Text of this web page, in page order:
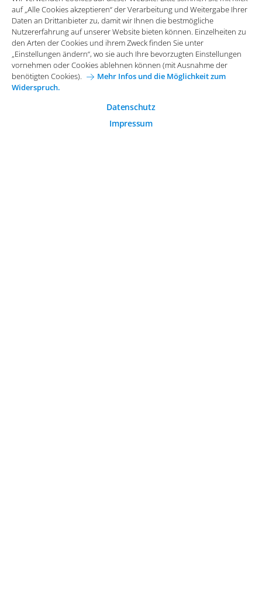
Impressum Datenschutz
Allgemeine Einkaufsbedingungen
Karriere bei Arvato Systems Kontakt
auf „Alle Cookies akzeptieren“ der Verarbeitung und Weitergabe Ihrer
Daten an Drittanbieter zu, damit wir Ihnen die bestmögliche
Nutzererfahrung auf unserer Website bieten können. Einzelheiten zu
den Arten der Cookies und ihrem Zweck finden Sie unter
„Einstellungen ändern“, wo sie auch Ihre bevorzugten Einstellungen
vornehmen oder Cookies ablehnen können (mit Ausnahme der
benötigten Cookies).
Mehr Infos und die Möglichkeit zum
Widerspruch.
Datenschutz
Impressum
benötigten Cookies).
Mehr Infos und die Möglichkeit zum
Widerspruch.
Funktionale Cookies
Diese Cookies sind essenziell wichtig für die einwandfreie
Funktion der Website.
Analytische Cookies
Analytische Cookies werden verwendet, um das